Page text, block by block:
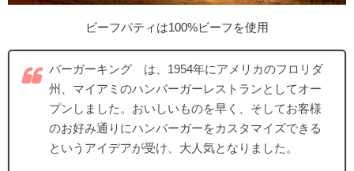
ビーフパティは100%ビーフを使用
バーガーキング®は、1954年にアメリカのフロリダ
州、マイアミのハンバーガーレストランとしてオー
プンしました。おいしいものを早く、そしてお客様
のお好み通りにハンバーガーをカスタマイズできる
というアイデアが受け、大人気となりました。​